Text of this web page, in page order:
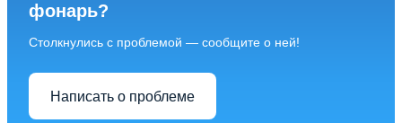
фонарь?
Столкнулись с проблемой — сообщите о ней!
Написать о проблеме